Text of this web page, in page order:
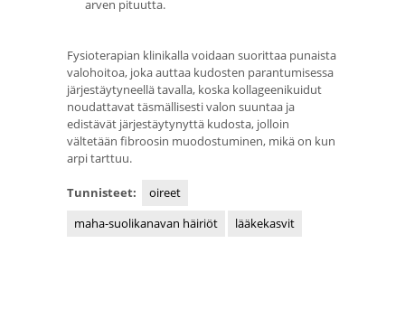
arven pituutta.
Fysioterapian klinikalla voidaan suorittaa punaista
valohoitoa, joka auttaa kudosten parantumisessa
järjestäytyneellä tavalla, koska kollageenikuidut
noudattavat täsmällisesti valon suuntaa ja
edistävät järjestäytynyttä kudosta, jolloin
vältetään fibroosin muodostuminen, mikä on kun
arpi tarttuu.
Tunnisteet:
oireet
maha-suolikanavan häiriöt
lääkekasvit